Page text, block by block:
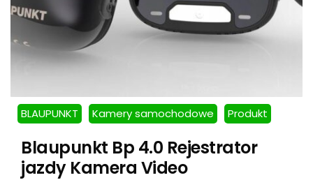
BLAUPUNKT Kamery samochodowe Produkt
Blaupunkt Bp 4.0 Rejestrator
jazdy Kamera Video